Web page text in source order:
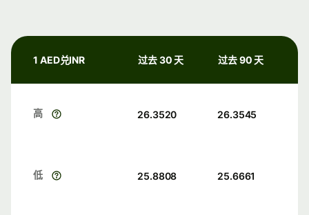
1 AED兑INR 过去 30 天 过去 90 天
高 26.3520 26.3545
低 25.8808 25.6661